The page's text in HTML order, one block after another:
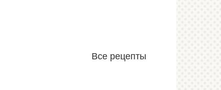
Все рецепты